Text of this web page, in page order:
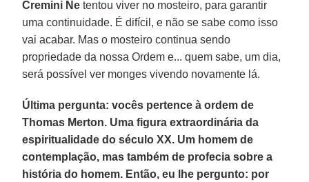
Cremini Ne tentou viver no mosteiro, para garantir
uma continuidade. É difícil, e não se sabe como isso
vai acabar. Mas o mosteiro continua sendo
propriedade da nossa Ordem e... quem sabe, um dia,
será possível ver monges vivendo novamente lá.
Última pergunta: vocês pertence à ordem de
Thomas Merton. Uma figura extraordinária da
espiritualidade do século XX. Um homem de
contemplação, mas também de profecia sobre a
história do homem. Então, eu lhe pergunto: por